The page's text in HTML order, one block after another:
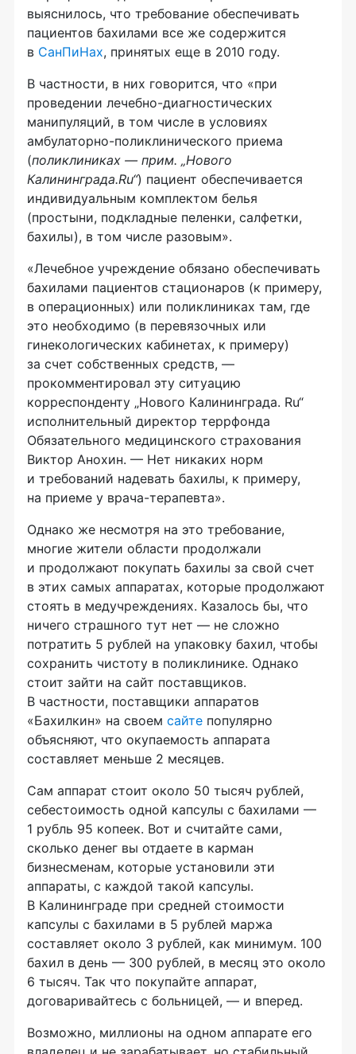
выяснилось, что требование обеспечивать
пациентов бахилами все же содержится
в СанПиНах, принятых еще в 2010 году.
В частности, в них говорится, что «при
проведении лечебно-диагностических
манипуляций, в том числе в условиях
амбулаторно-поликлинического приема
(поликлиниках — прим. „Нового
Калининграда.Ru“) пациент обеспечивается
индивидуальным комплектом белья
(простыни, подкладные пеленки, салфетки,
бахилы), в том числе разовым».
«Лечебное учреждение обязано обеспечивать
бахилами пациентов стационаров (к примеру,
в операционных) или поликлиниках там, где
это необходимо (в перевязочных или
гинекологических кабинетах, к примеру)
за счет собственных средств, —
прокомментировал эту ситуацию
корреспонденту „Нового Калининграда. Ru“
исполнительный директор террфонда
Обязательного медицинского страхования
Виктор Анохин. — Нет никаких норм
и требований надевать бахилы, к примеру,
на приеме у врача-терапевта».
Однако же несмотря на это требование,
многие жители области продолжали
и продолжают покупать бахилы за свой счет
в этих самых аппаратах, которые продолжают
стоять в медучреждениях. Казалось бы, что
ничего страшного тут нет — не сложно
потратить 5 рублей на упаковку бахил, чтобы
сохранить чистоту в поликлинике. Однако
стоит зайти на сайт поставщиков.
В частности, поставщики аппаратов
«Бахилкин» на своем сайте популярно
объясняют, что окупаемость аппарата
составляет меньше 2 месяцев.
Сам аппарат стоит около 50 тысяч рублей,
себестоимость одной капсулы с бахилами —
1 рубль 95 копеек. Вот и считайте сами,
сколько денег вы отдаете в карман
бизнесменам, которые установили эти
аппараты, с каждой такой капсулы.
В Калининграде при средней стоимости
капсулы с бахилами в 5 рублей маржа
составляет около 3 рублей, как минимум. 100
бахил в день — 300 рублей, в месяц это около
6 тысяч. Так что покупайте аппарат,
договаривайтесь с больницей, — и вперед.
Возможно, миллионы на одном аппарате его